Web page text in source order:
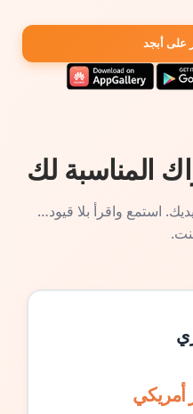
على أبجد
المناسبة لك
استمع واقرأ بلا قيود…
أمريكي